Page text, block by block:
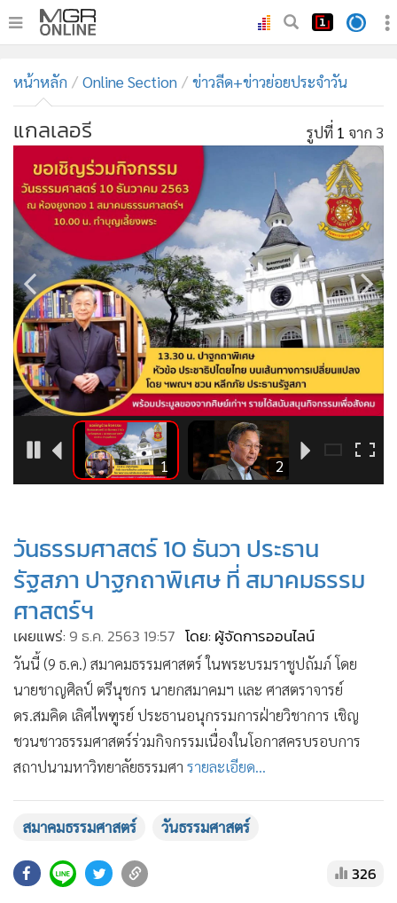
ทันเหตุการณ์
• ภาคใต้
• ภูมิภาค
Online Section
• บันเทิง
• ผู้จัดการรายวัน
• คอลัมนิสต์
• ละคร
• CbizReview
• Cyber BIZ
• ผู้จัดกวน
• Good health & Well-being
Green Innovation & SD
Management & HR
• MGR Live
•
• ท่องเที่ยว
• กีฬา
• ต่างประเทศ
• Special Scoop
• เศรษฐกิจ-ธุรกิจ
• จีน
• ชุมชน-คุณภาพชีวิต
อาชญากรรม
วิทยาศาสตร์
• SMEs
หุ้น
วันธรรมศาสตร์ 10 ธันวา ประธาน
รัฐสภา ปาฐกถาพิเศษ ที่ สมาคมธรรม
ศาสตร์ฯ
เผยแพร่: 9 ธ.ค. 2563 19:57 โดย: ผู้จัดการออนไลน์
วันนี้ (9 ธ.ค.) สมาคมธรรมศาสตร์ ในพระบรมราชูปถัมภ์ โดย
นายชาญศิลป์ ตรีนุชกร นายกสมาคมฯ และ ศาสตราจารย์
ดร.สมคิด เลิศไพฑูรย์ ประธานอนุกรรมการฝ่ายวิชาการ เชิญ
ชวนชาวธรรมศาสตร์ร่วมกิจกรรมเนื่องในโอกาสครบรอบการ
สถาปนามหาวิทยาลัยธรรมศา รายละเอียด...
สมาคมธรรมศาสตร์ วันธรรมศาสตร์
326
หน้าหลัก Online Section ข่าวลีด+ข่าวย่อยประจำวัน
แกลเลอรี รูปที่ 1 จาก 3
1 2